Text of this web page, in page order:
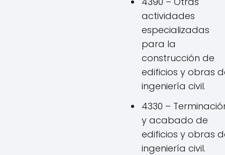
actividades
especializadas
para la
construcción de
edificios y obras
ingeniería civil.
4330 –
y acabado de
edificios y obras
ingeniería civil.